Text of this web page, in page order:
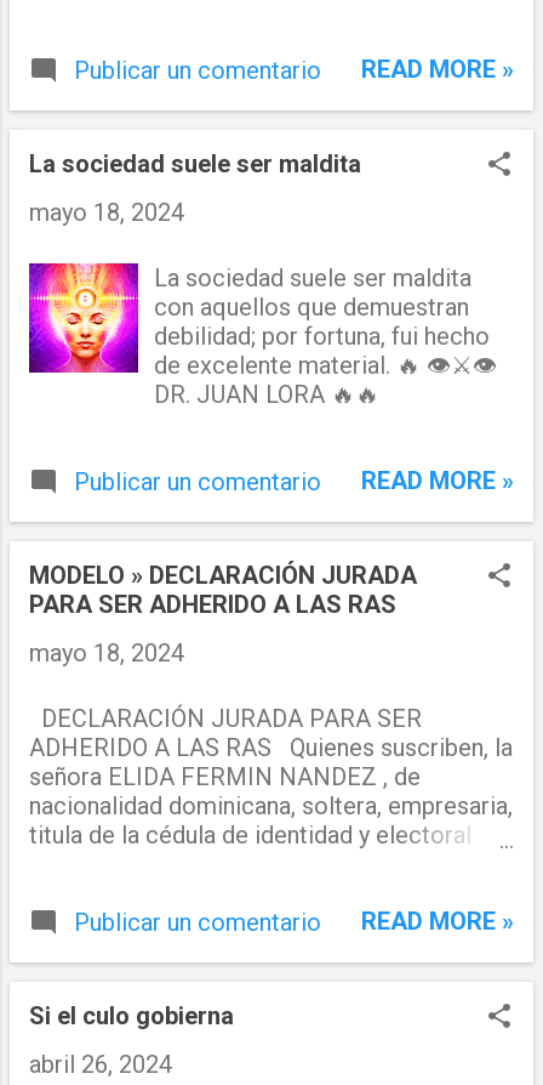
Publicar un comentario READ MORE »
La sociedad suele ser maldita
mayo 18, 2024
La sociedad suele ser maldita
con aquellos que demuestran
debilidad; por fortuna, fui hecho
de excelente material. 🔥 👁⚔👁
DR. JUAN LORA 🔥🔥
Publicar un comentario READ MORE »
MODELO » DECLARACIÓN JURADA
PARA SER ADHERIDO A LAS RAS
mayo 18, 2024
DECLARACIÓN JURADA PARA SER
ADHERIDO A LAS RAS Quienes suscriben, la
señora ELIDA FERMIN NANDEZ , de
nacionalidad dominicana, soltera, empresaria,
titula de la cédula de identidad y electoral
dominicano, soltero, empresario, titula de la
0000000-6. Ambos, domiciliados y
residentes en la calle *******, casa No.
******, del sector México de la ciudad,
municipio y provincia de San Pedro de
Publicar un comentario READ MORE »
Si el culo gobierna
abril 26, 2024